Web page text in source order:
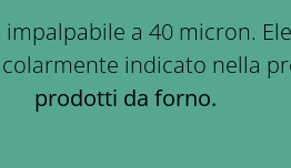
impalpabile a 40 micron.
indicato nella
prodotti da forno.